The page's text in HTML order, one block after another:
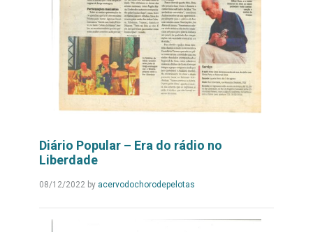
Diário Popular – Era do rádio no
Liberdade
08/12/2022by acervodochorodepelotasLeia